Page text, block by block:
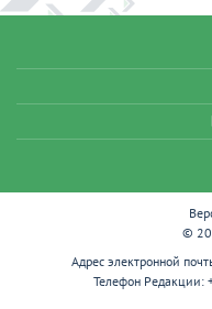
©
Адрес электронной
Телефон Редакции: